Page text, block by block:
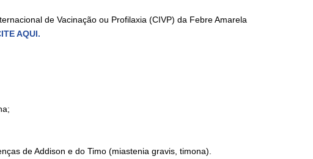
de Vacinação ou Profilaxia (CIVP) da Febre Amarela
AQUI.
de Addison e do Timo (miastenia gravis, timona).